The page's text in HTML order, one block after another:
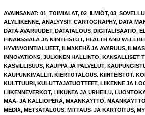
AVAINSANAT: 01_TOIMIALAT, 02_ILMIÖT,
ÄLYLIIKENNE, ANALYYSIT, CARTOGRAPHY, DATA
DATA-AVARUUDET, DATATALOUS, DIGITALISAATIO,
FINANSSIALA JA KIINTEISTÖT, HEALTH AND
HYVINVOINTIALUEET, ILMAKEHÄ JA AVARUUS,
INNOVATIONS, JULKINEN HALLINTO, KANSALLISET
KASVILLISUUS, KAUPPA JA PALVELUT,
KAUPUNKIMALLIT, KIERTOTALOUS, KIINTEISTÖT,
KULTTUURI , KULUTTAJATUOTTEET, LIIKENNE JA
LIIKENNEVERKOT, LIIKUNTA JA URHEILU,
MAA- JA KALLIOPERÄ, MAANKÄYTTÖ,
MEDIA, METSÄTALOUS, MITTAUS- JA KARTOITUS,